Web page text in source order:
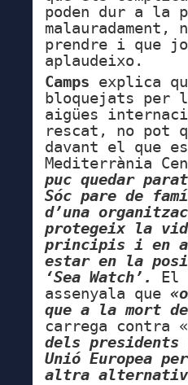
poden dur a la
malauradament,
prendre i que
aplaudeixo.
Camps explica
bloquejats per
aigües
rescat, no pot
davant el que
Mediterrània
puc quedar
Sóc pare de
d’una
protegeix la
principis i en
estar en la
‘Sea Watch’.
El
assenyala que
que a la mort de
carrega contra «
dels presidents
Unió Europea
altra